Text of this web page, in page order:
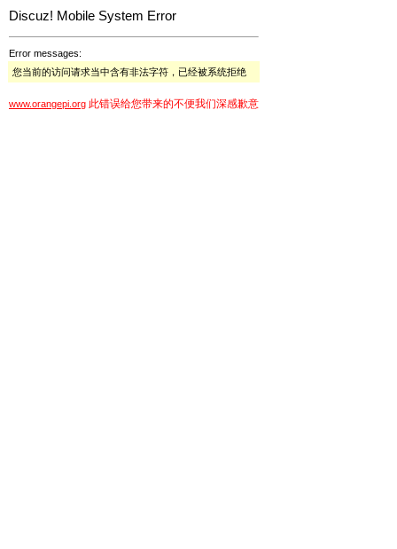
Discuz! Mobile System Error
Error messages:
您当前的访问请求当中含有非法字符，已经被系统拒绝
www.orangepi.org 此错误给您带来的不便我们深感歉意